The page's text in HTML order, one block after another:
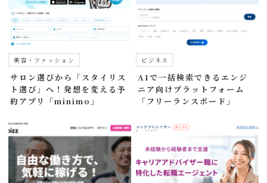
美容・ファッション
サロン選びから「スタイリス
ト選び」へ！発想を変える予
約アプリ「minimo」
ビジネス
AIで一括検索できるエンジ
ニア向けプラットフォーム
「フリーランスボード」